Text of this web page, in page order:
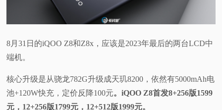
测
频
8月31日的iQOO Z8和Z8x，应该是2023年最后的两台LCD中
端机。
核心升级是从骁龙782G升级成天玑8200，依然有5000mAh电
池+120W快充，定价反降100元。iQOO Z8首发8+256版1599
元，12+256版1799元，12+512版1999元。